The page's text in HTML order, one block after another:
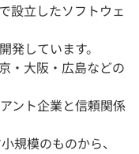
設立したソフトウェ
発しています。
・大阪・広島などの
ント企業と信頼関係
規模のものから、